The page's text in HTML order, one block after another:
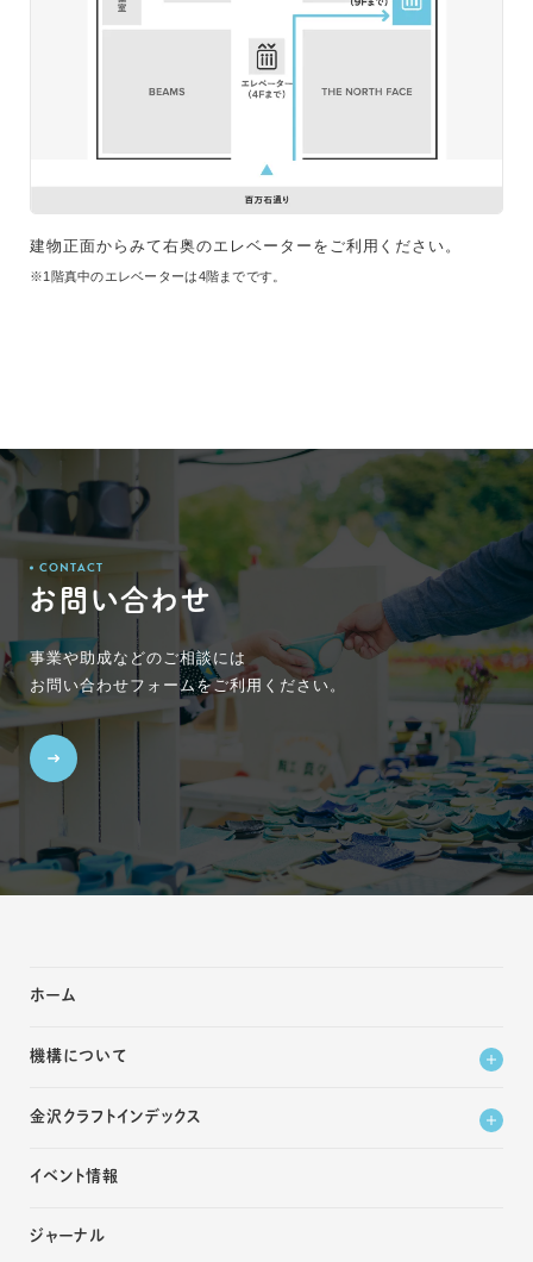
建物正面からみて右奥のエレベーターをご利用ください。
※1階真中のエレベーターは4階までです。
CONTACT
お問い合わせ
事業や助成などのご相談には
お問い合わせフォームをご利用ください。
ホーム
機構について
金沢クラフトインデックス
イベント情報
ジャーナル